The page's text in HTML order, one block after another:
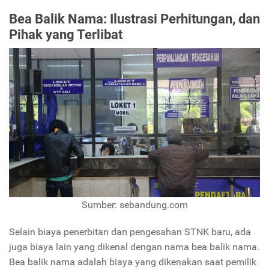
Bea Balik Nama: Ilustrasi Perhitungan, dan
Pihak yang Terlibat
Sumber: sebandung.com
Selain biaya penerbitan dan pengesahan STNK baru, ada
juga biaya lain yang dikenal dengan nama bea balik nama.
Bea balik nama adalah biaya yang dikenakan saat pemilik